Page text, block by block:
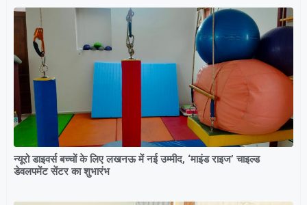
न्यूरो डाइवर्स बच्चों के लिए लखनऊ में नई उम्मीद, ‘माइंड राइज’ चाइल्ड
डेवलपमेंट सेंटर का शुभारंभ